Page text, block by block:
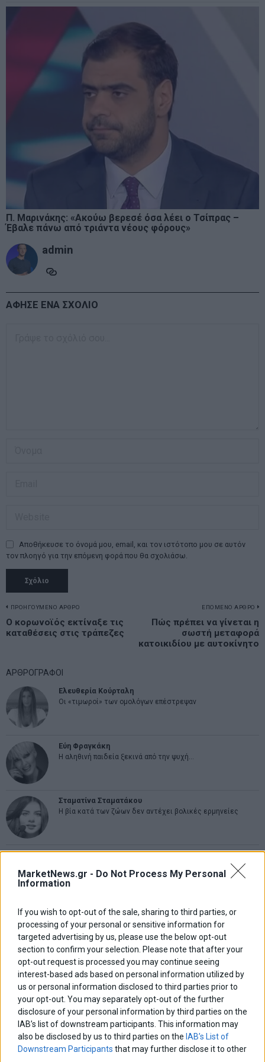
MarketNews.gr - Do Not Process My Personal
Information
If you wish to opt-out of the sale, sharing to third parties, or
processing of your personal or sensitive information for
targeted advertising by us, please use the below opt-out
section to confirm your selection. Please note that after your
opt-out request is processed you may continue seeing
interest-based ads based on personal information utilized by
us or personal information disclosed to third parties prior to
your opt-out. You may separately opt-out of the further
disclosure of your personal information by third parties on the
IAB’s list of downstream participants. This information may
also be disclosed by us to third parties on the IAB’s List of
Downstream Participants that may further disclose it to other
Π. Μαρινάκης: «Ακούω βερεσέ όσα λέει ο Τσίπρας –
Έβαλε πάνω από τριάντα νέους φόρους»
admin
ΑΦΗΣΕ ΕΝΑ ΣΧΟΛΙΟ
Αποθήκευσε το όνομά μου, email, και τον ιστότοπο μου σε αυτόν
τον πλοηγό για την επόμενη φορά που θα σχολιάσω.
Πλοήγηση
άρθρων
ΠΡΟΗΓΟΥΜΕΝΟ ΑΡΘΡΟ
Previous
post:
Ο κορωνοϊός εκτίναξε τις
καταθέσεις στις τράπεζες
ΕΠΟΜΕΝΟ ΑΡΘΡΟ
Πώς πρέπει να γίνεται η
σωστή μεταφορά
κατοικιδίου με αυτοκίνητο
ΑΡΘΡΟΓΡΑΦΟΙ
Ελευθερία Κούρταλη
Οι «τιμωροί» των ομολόγων επέστρεψαν
Εύη Φραγκάκη
Η αληθινή παιδεία ξεκινά από την ψυχή…
Σταματίνα Σταματάκου
Η βία κατά των ζώων δεν αντέχει βολικές ερμηνείες
Από την αποθέωση στην καταγγελία: Η Ελλάδα πάντα
ψάχνει τον επόμενο Μεσσία
Νικόλαος Φουρτζής
MIT Sloan: Οι AI-driven επιχειρήσεις διαμορφώνουν το νέο
μοντέλο επιχειρηματικότητας
Θανάσης Κρητικός
Στις 11/12 το πρώτο ευρωπαϊκό ντέρμπι «αιωνίων»
ΕΤΙΚΕΤΕΣ
marketnews wall Αγορες ΗΠΑ